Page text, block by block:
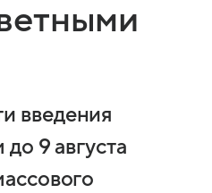
введения
9 августа